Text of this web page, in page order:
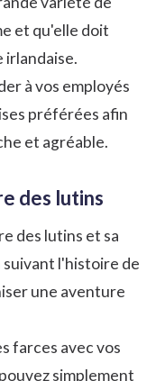
et qu'elle doit
irlandaise.
à vos employés
préférées afin
et agréable.
des lutins
des lutins et sa
suivant l'histoire de
une aventure
farces avec vos
simplement